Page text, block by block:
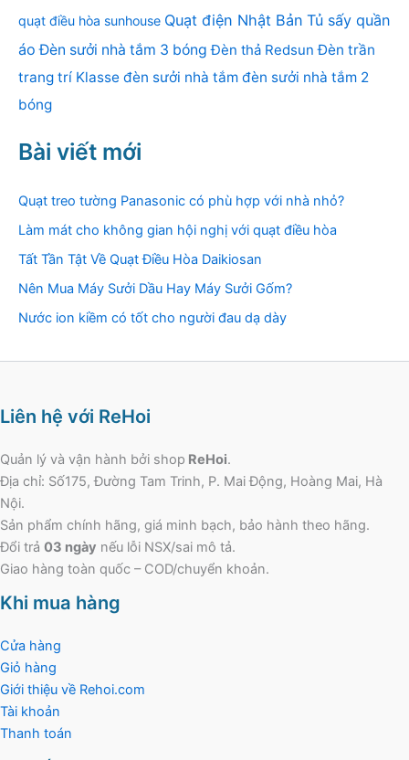
quạt điều hòa sunhouse Quạt điện Nhật Bản Tủ sấy quần
áo Đèn sưởi nhà tắm 3 bóng Đèn thả Redsun Đèn trần
trang trí Klasse đèn sưởi nhà tắm đèn sưởi nhà tắm 2
bóng
Bài viết mới
Quạt treo tường Panasonic có phù hợp với nhà nhỏ?
Làm mát cho không gian hội nghị với quạt điều hòa
Tất Tần Tật Về Quạt Điều Hòa Daikiosan
Nên Mua Máy Sưởi Dầu Hay Máy Sưởi Gốm?
Nước ion kiềm có tốt cho người đau dạ dày
Liên hệ với ReHoi
Quản lý và vận hành bởi shop ReHoi.
Địa chỉ: Số175, Đường Tam Trinh, P. Mai Động, Hoàng Mai, Hà
Nội.
Sản phẩm chính hãng, giá minh bạch, bảo hành theo hãng.
Đổi trả 03 ngày nếu lỗi NSX/sai mô tả.
Giao hàng toàn quốc – COD/chuyển khoản.
Khi mua hàng
Cửa hàng
Giỏ hàng
Giới thiệu về Rehoi.com
Tài khoản
Thanh toán